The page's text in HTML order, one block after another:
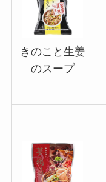
きのこと生姜
のスープ